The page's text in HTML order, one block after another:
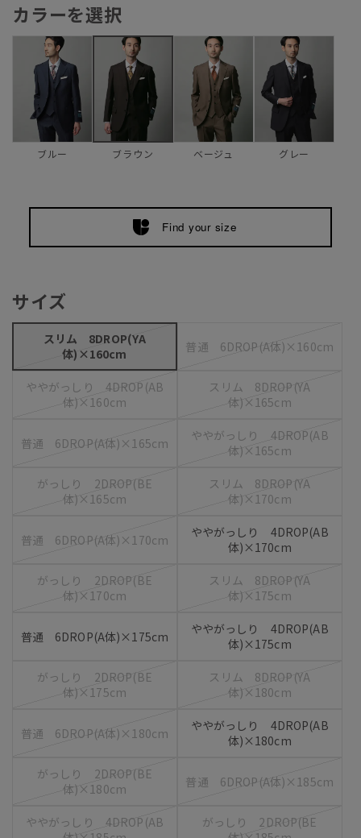
カラーを選択
ブルー ブラウン ベージュ グレー
Find your size
サイズ
スリム 8DROP(YA
体)×160cm
普通 6DROP(A体)×160cm
ややがっしり 4DROP(AB
体)×160cm
スリム 8DROP(YA
体)×165cm
普通 6DROP(A体)×165cm
ややがっしり 4DROP(AB
体)×165cm
がっしり 2DROP(BE
体)×165cm
スリム 8DROP(YA
体)×170cm
普通 6DROP(A体)×170cm
ややがっしり 4DROP(AB
体)×170cm
がっしり 2DROP(BE
体)×170cm
スリム 8DROP(YA
体)×175cm
普通 6DROP(A体)×175cm
ややがっしり 4DROP(AB
体)×175cm
がっしり 2DROP(BE
体)×175cm
スリム 8DROP(YA
体)×180cm
普通 6DROP(A体)×180cm
ややがっしり 4DROP(AB
体)×180cm
がっしり 2DROP(BE
体)×180cm
普通 6DROP(A体)×185cm
ややがっしり 4DROP(AB
がっしり 2DROP(BE